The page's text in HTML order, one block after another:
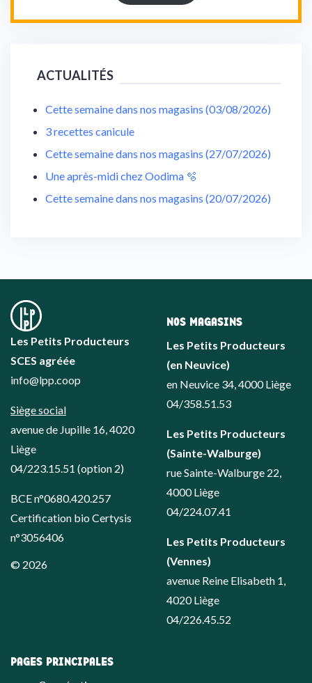
ACTUALITÉS
Cette semaine dans nos magasins (03/08/2026)
3 recettes canicule
Cette semaine dans nos magasins (27/07/2026)
Une après-midi chez Oodima 🫧
Cette semaine dans nos magasins (20/07/2026)
Les Petits Producteurs
SCES agréée
info@lpp.coop
Siège social
avenue de Jupille 16, 4020
Liège
04/223.15.51 (option 2)
BCE n°0680.420.257
Certification bio Certysis
n°3056406
© 2026
NOS MAGASINS
Les Petits Producteurs
(en Neuvice)
en Neuvice 34, 4000 Liège
04/358.51.53
Les Petits Producteurs
(Sainte-Walburge)
rue Sainte-Walburge 22,
4000 Liège
04/224.07.41
Les Petits Producteurs
(Vennes)
avenue Reine Elisabeth 1,
4020 Liège
04/226.45.52
PAGES PRINCIPALES